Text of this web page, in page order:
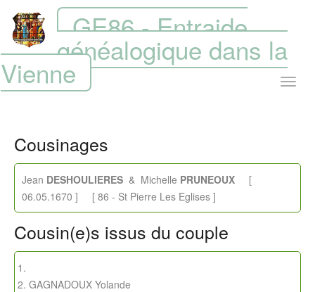
GE86 - Entraide
généalogique dans la
Vienne
Cousinages
Jean DESHOULIERES & Michelle PRUNEOUX [
06.05.1670 ] [ 86 - St Pierre Les Eglises ]
Cousin(e)s issus du couple
GAGNADOUX Yolande